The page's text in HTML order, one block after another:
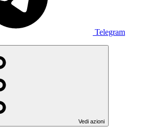
Telegram
Vedi azioni